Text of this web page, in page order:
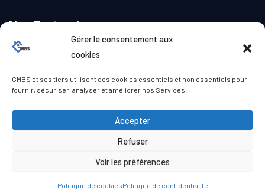
Gérer le consentement aux
cookies
GMBS et ses tiers utilisent des cookies essentiels et non essentiels pour
fournir, sécuriser, analyser et améliorer nos Services.
Accepter
Refuser
Voir les préférences
Politique de cookiesPolitique de confidentialité
Nos Partenaires
La Galerie Immobilière
© Copyright GMBS 2023. Tous droits réservés.
Politique de confidentialité